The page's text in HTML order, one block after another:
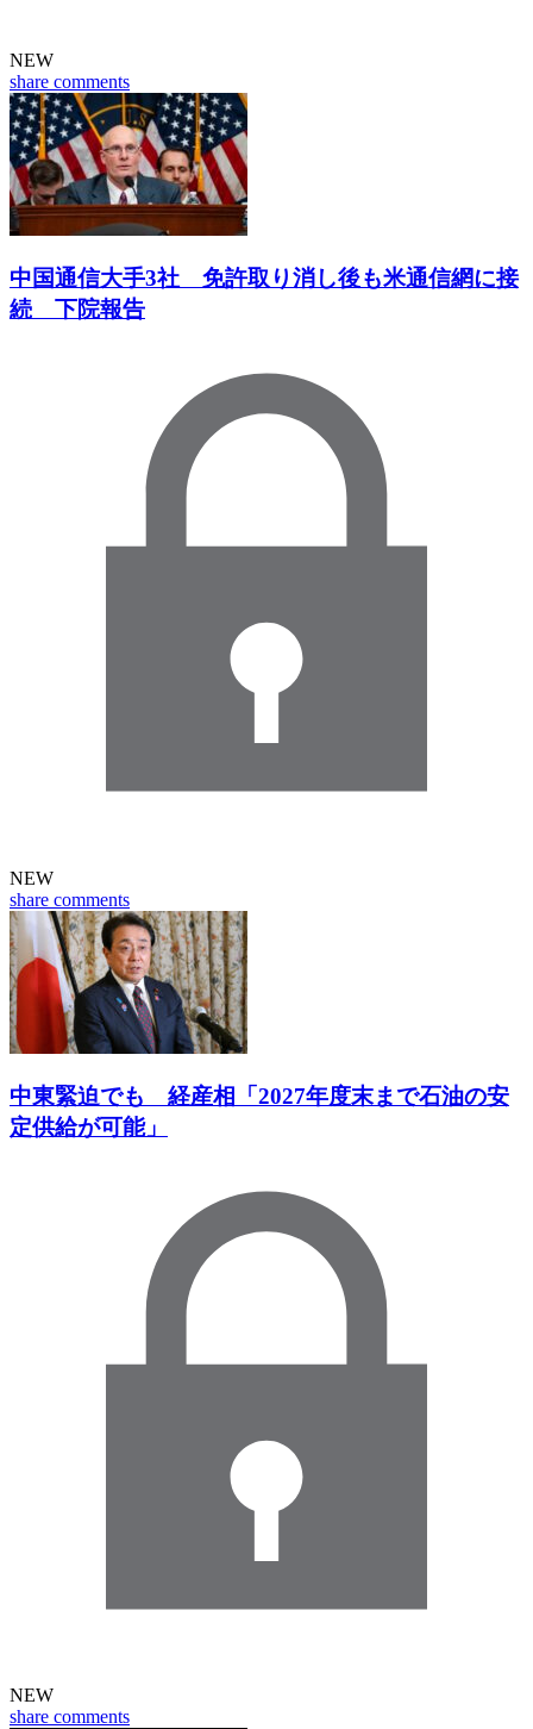
NEW
share comments
中国通信大手3社 免許取り消し後も米通信網に接
続 下院報告
NEW
share comments
中東緊迫でも 経産相「2027年度末まで石油の安
定供給が可能」
NEW
share comments